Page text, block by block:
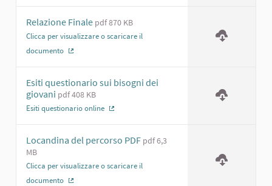
Relazione Finale pdf 870 KB
Clicca per visualizzare o scaricare il
documento
Esiti questionario sui bisogni dei
giovani pdf 408 KB
Esiti questionario online
Locandina del percorso PDF pdf 6,3
MB
Clicca per visualizzare o scaricare il
documento